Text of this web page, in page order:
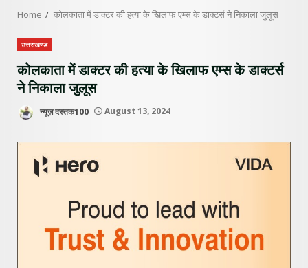
Home कोलकाता में डाक्टर की हत्या के खिलाफ एम्स के डाक्टर्स ने निकाला जुलूस
उत्तराखण्ड
कोलकाता में डाक्टर की हत्या के खिलाफ एम्स के डाक्टर्स
ने निकाला जुलूस
न्यूज़ दस्तक100 August 13, 2024